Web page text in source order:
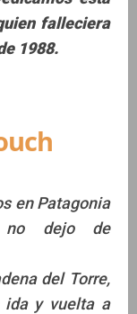
falleciera
1988.
en Patagonia
no dejo de
del Torre,
ida y vuelta a